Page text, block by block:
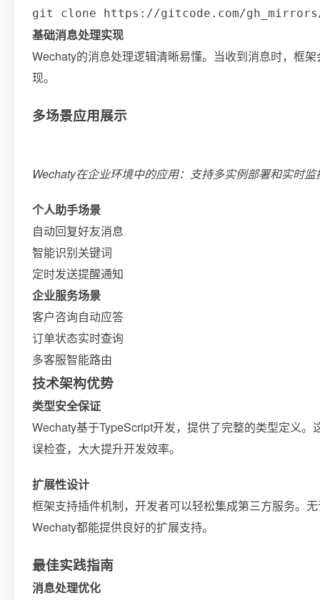
git clone https://gitcode.com/
基础消息处理实现
Wechaty的消息处理逻辑清晰易懂。当收到消息时，框
现。
多场景应用展示
Wechaty在企业环境中的应用：支持多实例部署和实时
个人助手场景
自动回复好友消息
智能识别关键词
定时发送提醒通知
企业服务场景
客户咨询自动应答
订单状态实时查询
多客服智能路由
技术架构优势
类型安全保证
Wechaty基于TypeScript开发，提供了完整的类型定义
误检查，大大提升开发效率。
扩展性设计
框架支持插件机制，开发者可以轻松集成第三方服务。
Wechaty都能提供良好的扩展支持。
最佳实践指南
消息处理优化